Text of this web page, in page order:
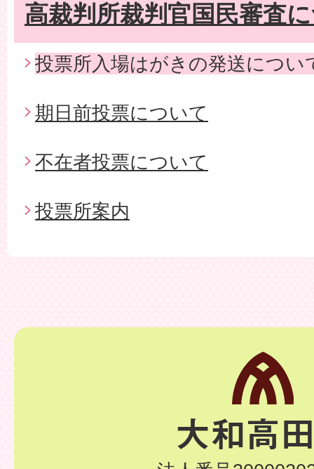
高裁判所裁判官国民審査
投票所入場はがきの発送につい
期日前投票について
不在者投票について
投票所案内